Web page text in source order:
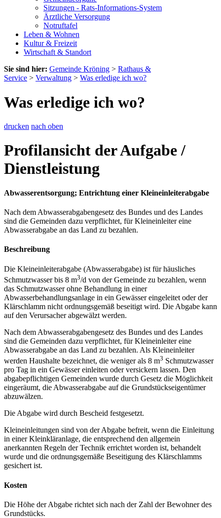
Sitzungen - Rats-Informations-System
Ärztliche Versorgung
Notruftafel
Leben & Wohnen
Kultur & Freizeit
Wirtschaft & Standort
Sie sind hier: Gemeinde Kröning > Rathaus &
Service > Verwaltung > Was erledige ich wo?
Was erledige ich wo?
drucken nach oben
Profilansicht der Aufgabe /
Dienstleistung
Abwasserentsorgung; Entrichtung einer Kleineinleiterabgabe
Nach dem Abwasserabgabengesetz des Bundes und des Landes
sind die Gemeinden dazu verpflichtet, für Kleineinleiter eine
Abwasserabgabe an das Land zu bezahlen.
Beschreibung
Die Kleineinleiterabgabe (Abwasserabgabe) ist für häusliches
Schmutzwasser bis 8 m3/d von der Gemeinde zu bezahlen, wenn
das Schmutzwasser ohne Behandlung in einer
Abwasserbehandlungsanlage in ein Gewässer eingeleitet oder der
Klärschlamm nicht ordnungsgemäß beseitigt wird. Die Abgabe kann
auf den Verursacher abgewälzt werden.
Nach dem Abwasserabgabengesetz des Bundes und des Landes
sind die Gemeinden dazu verpflichtet, für Kleineinleiter eine
Abwasserabgabe an das Land zu bezahlen. Als Kleineinleiter
werden Haushalte bezeichnet, die weniger als 8 m3 Schmutzwasser
pro Tag in ein Gewässer einleiten oder versickern lassen. Den
abgabepflichtigen Gemeinden wurde durch Gesetz die Möglichkeit
eingeräumt, die Abwasserabgabe auf die Grundstückseigentümer
abzuwälzen.
Die Abgabe wird durch Bescheid festgesetzt.
Kleineinleitungen sind von der Abgabe befreit, wenn die Einleitung
in einer Kleinkläranlage, die entsprechend den allgemein
anerkannten Regeln der Technik errichtet worden ist, behandelt
wurde und die ordnungsgemäße Beseitigung des Klärschlamms
gesichert ist.
Kosten
Die Höhe der Abgabe richtet sich nach der Zahl der Bewohner des
Grundstücks.